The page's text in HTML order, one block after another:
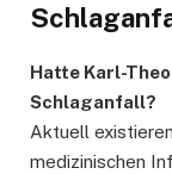
Hatte Karl-
Schlaganfall?
Aktuell
medizinischen